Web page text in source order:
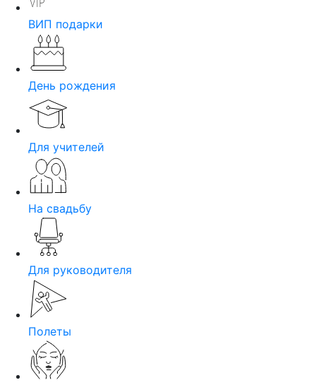
ВИП подарки
День рождения
Для учителей
На свадьбу
Для руководителя
Полеты